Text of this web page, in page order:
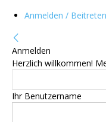
Anmelden / Beitreten
Anmelden
Herzlich willkommen!
Ihr Benutzername